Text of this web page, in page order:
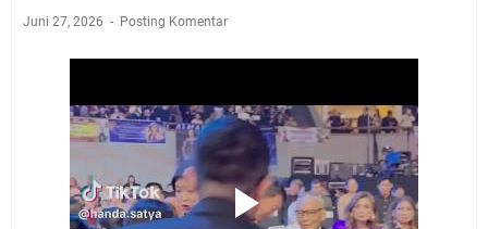
Juni 27, 2026 Posting Komentar